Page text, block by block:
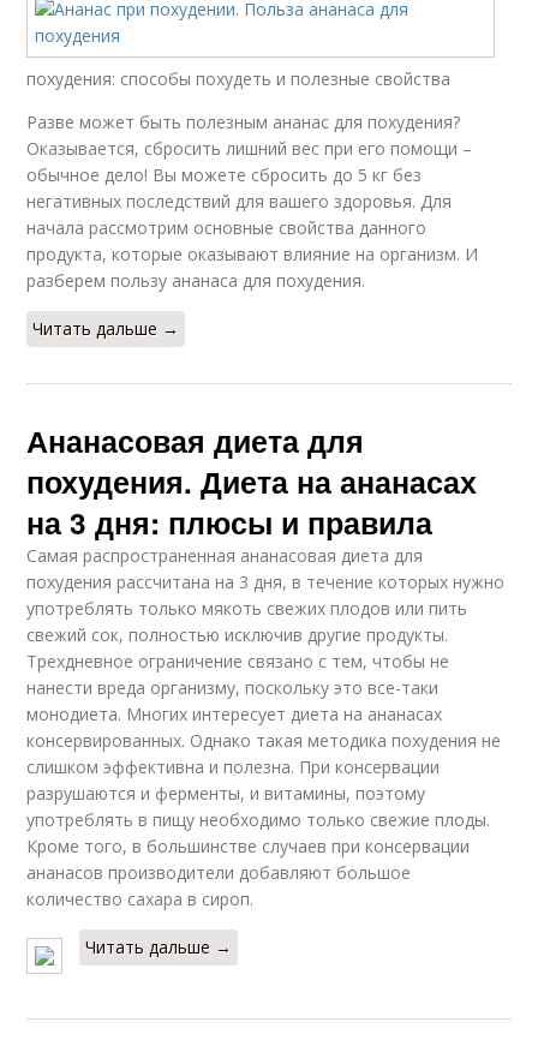
похудения: способы похудеть и полезные свойства
Разве может быть полезным ананас для похудения?
Оказывается, сбросить лишний вес при его помощи –
обычное дело! Вы можете сбросить до 5 кг без
негативных последствий для вашего здоровья. Для
начала рассмотрим основные свойства данного
продукта, которые оказывают влияние на организм. И
разберем пользу ананаса для похудения.
Читать дальше →
Ананасовая диета для
похудения. Диета на ананасах
на 3 дня: плюсы и правила
Самая распространенная ананасовая диета для
похудения рассчитана на 3 дня, в течение которых нужно
употреблять только мякоть свежих плодов или пить
свежий сок, полностью исключив другие продукты.
Трехдневное ограничение связано с тем, чтобы не
нанести вреда организму, поскольку это все-таки
монодиета. Многих интересует диета на ананасах
консервированных. Однако такая методика похудения не
слишком эффективна и полезна. При консервации
разрушаются и ферменты, и витамины, поэтому
употреблять в пищу необходимо только свежие плоды.
Кроме того, в большинстве случаев при консервации
ананасов производители добавляют большое
количество сахара в сироп.
Читать дальше →